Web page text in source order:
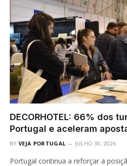
DECORHOTEL: 66% dos
Portugal e aceleram
BY VEJA PORTUGAL JULHO 30, 2026
Portugal continua a reforçar a